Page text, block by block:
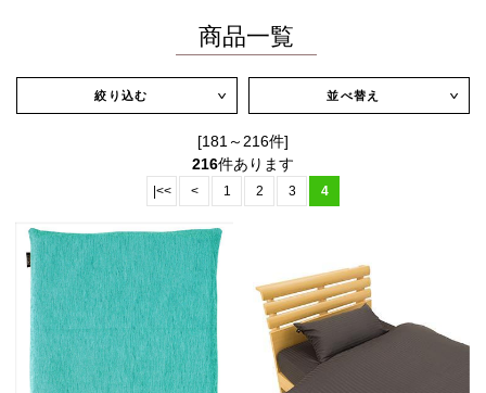
商品一覧
絞り込む ∨ 並べ替え ∨
[181～216件]
216件あります
|<< < 1 2 3 4